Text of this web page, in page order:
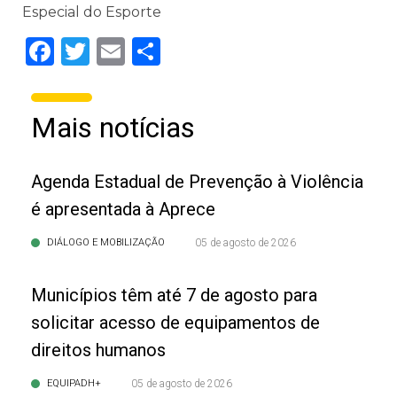
Especial do Esporte
Facebook
Twitter
Email
Mais notícias
Agenda Estadual de Prevenção à Violência
é apresentada à Aprece
DIÁLOGO E MOBILIZAÇÃO 05 de agosto de 2026
Municípios têm até 7 de agosto para
solicitar acesso de equipamentos de
direitos humanos
EQUIPADH+ 05 de agosto de 2026